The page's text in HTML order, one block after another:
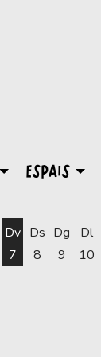
ESPAIS
Dv
7
Ds
8
Dg
9
Dl
10